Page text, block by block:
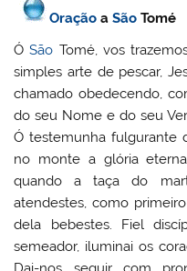
Oração aSão Tomé
ÓSão Tomé, vos
simples arte de pescar,
chamado obedecendo,
do seu Nome e do seu
Ó testemunha fulgurante
no monte a glória
quando a taça do
atendestes, como
dela bebestes. Fiel
semeador, iluminai os